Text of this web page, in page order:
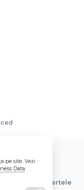
SRL
includ tva. Ofertele
pe site. Vezi
Data